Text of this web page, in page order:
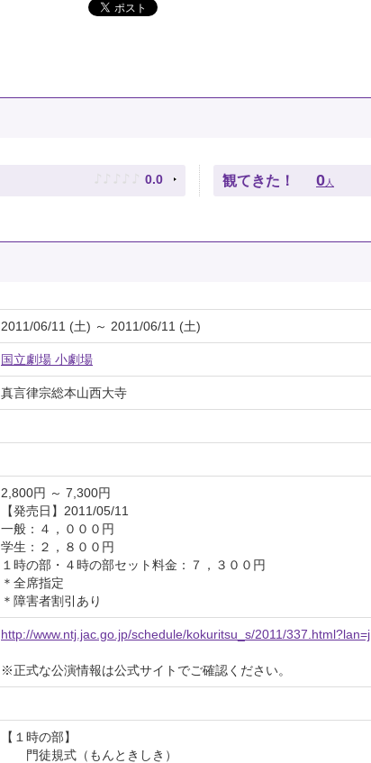
♪ ♪ ♪ ♪ ♪ 0.0 観てきた！ 0 人
2011/06/11 (土) ～ 2011/06/11 (土)
国立劇場 小劇場
真言律宗総本山西大寺
2,800円 ～ 7,300円
【発売日】2011/05/11
一般：４，０００円
学生：２，８００円
１時の部・４時の部セット料金：７，３００円
＊全席指定
＊障害者割引あり
http://www.ntj.jac.go.jp/schedule/kokuritsu_s/2011/337.html?lan=j
※正式な公演情報は公式サイトでご確認ください。
【１時の部】
門徒規式（もんときしき）